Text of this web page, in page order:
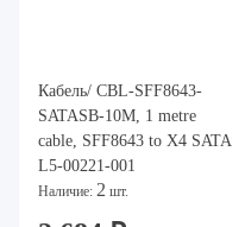
Кабель/ CBL-SFF8643-
SATASB-10M, 1 metre
cable, SFF8643 to X4 SATA
L5-00221-001
Наличие: 2 шт.